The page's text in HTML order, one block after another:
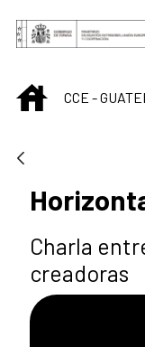
Saltar al
INICIO
CCE -
Charla
creadoras